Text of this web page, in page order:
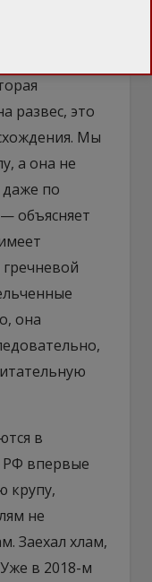
или даже
развес, это
Мы
а она не
даже по
объясняет
гречневой
она
в
РФ впервые
крупу,
не
Заехал хлам,
в 2018-м